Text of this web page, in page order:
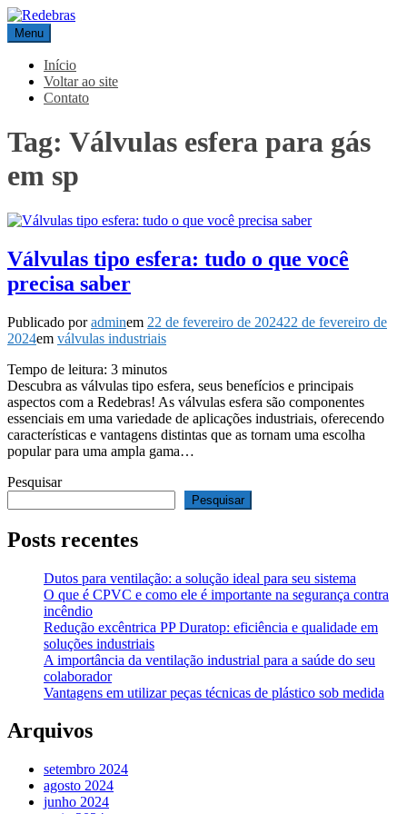
Pular
para
o
conteúdo
Redebras
Menu
Início
Voltar ao site
Contato
Tag: Válvulas esfera para gás
em sp
Válvulas tipo esfera: tudo o que você
precisa saber
Publicado poradminem 22 de fevereiro de 202422 de fevereiro de
2024em válvulas industriais
Tempo de leitura: 3 minutos
Descubra as válvulas tipo esfera, seus benefícios e principais
aspectos com a Redebras! As válvulas esfera são componentes
essenciais em uma variedade de aplicações industriais, oferecendo
características e vantagens distintas que as tornam uma escolha
popular para uma ampla gama…
Pesquisar
Pesquisar
Posts recentes
Dutos para ventilação: a solução ideal para seu sistema
O que é CPVC e como ele é importante na segurança contra
incêndio
Redução excêntrica PP Duratop: eficiência e qualidade em
soluções industriais
A importância da ventilação industrial para a saúde do seu
colaborador
Vantagens em utilizar peças técnicas de plástico sob medida
Arquivos
setembro 2024
agosto 2024
junho 2024